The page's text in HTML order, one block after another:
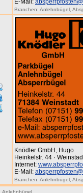
E-Mail:
Branchen: Anlehnbügel
Knödler GmbH, Hugo
Heinkelstr. 44 ·
Internet:
E-Mail:
Branchen: Anlehnbügel
Anlehnbügel